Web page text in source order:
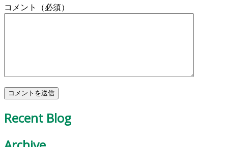
コメント（必須）
Recent Blog